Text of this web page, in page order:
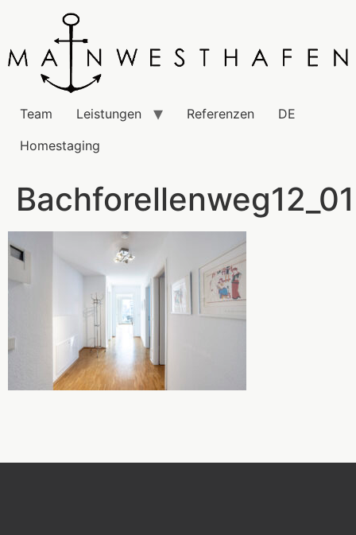
Team Leistungen Referenzen
DE
Homestaging